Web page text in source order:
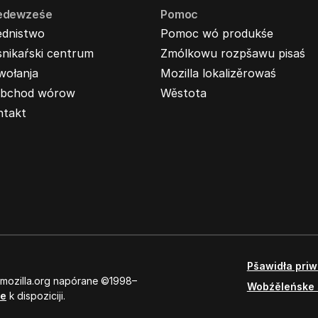
centrum
wórow
Pomoc
Pomoc wó produkśe
Zmólkowu rozpšawu pisaś
Mozilla lokalizěrowaś
Wěstota
napórane ©1998–
k dispoziciji.
Pšawidła